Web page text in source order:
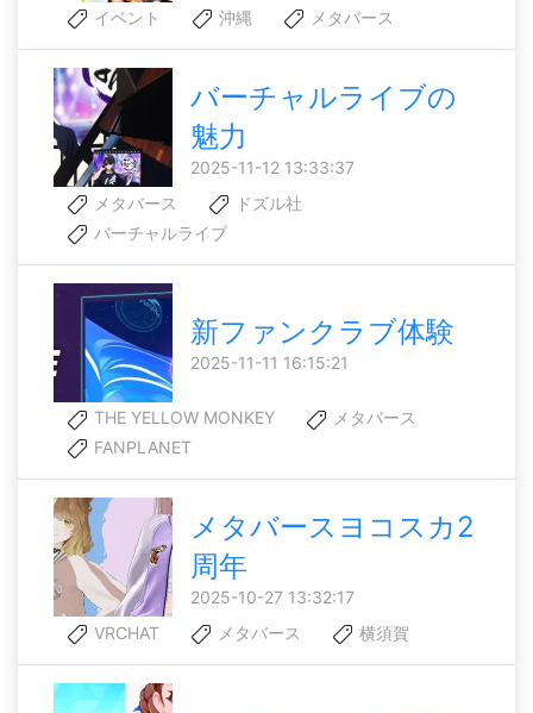
イベント 沖縄 メタバース
バーチャルライブの
魅力
2025-11-12 13:33:37
メタバース
ドズル社
バーチャルライブ
新ファンクラブ体験
2025-11-11 16:15:21
THE YELLOW MONKEY
メタバース
FANPLANET
メタバースヨコスカ2
周年
2025-10-27 13:32:17
VRCHAT
メタバース 横須賀